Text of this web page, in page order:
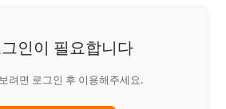
인이 필요합니다
려면 로그인 후 이용해주세요.